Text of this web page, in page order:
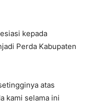
kepada
Perda Kabupaten
atas
kami selama ini